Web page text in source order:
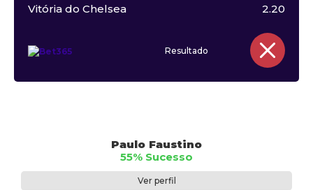
Vitória do Chelsea 2.20
Resultado
Paulo Faustino
55% Sucesso
Ver perfil